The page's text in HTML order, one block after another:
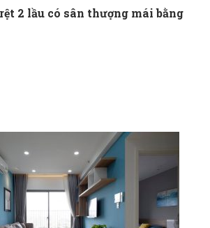
2 lầu có sân thượng mái bằng